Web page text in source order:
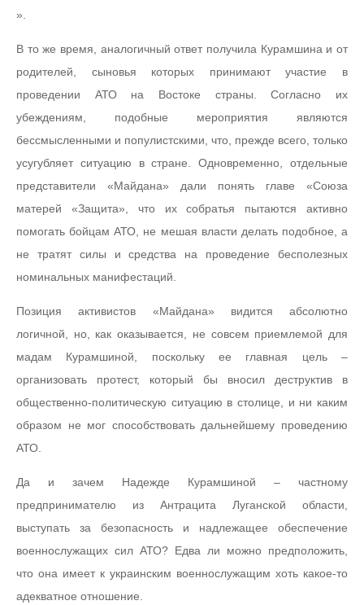
».
В то же время, аналогичный ответ получила Курамшина и от
родителей, сыновья которых принимают участие в
проведении АТО на Востоке страны. Согласно их
убеждениям, подобные мероприятия являются
бессмысленными и популистскими, что, прежде всего, только
усугубляет ситуацию в стране. Одновременно, отдельные
представители «Майдана» дали понять главе «Союза
матерей «Защита», что их собратья пытаются активно
помогать бойцам АТО, не мешая власти делать подобное, а
не тратят силы и средства на проведение бесполезных
номинальных манифестаций.
Позиция активистов «Майдана» видится абсолютно
логичной, но, как оказывается, не совсем приемлемой для
мадам Курамшиной, поскольку ее главная цель –
организовать протест, который бы вносил деструктив в
общественно-политическую ситуацию в столице, и ни каким
образом не мог способствовать дальнейшему проведению
АТО.
Да и зачем Надежде Курамшиной – частному
предпринимателю из Антрацита Луганской области,
выступать за безопасность и надлежащее обеспечение
военнослужащих сил АТО? Едва ли можно предположить,
что она имеет к украинским военнослужащим хоть какое-то
адекватное отношение.